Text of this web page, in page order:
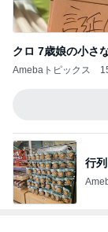
クロ 7歳娘の小さ
Amebaトピックス
行